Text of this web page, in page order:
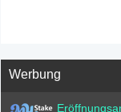
Werbung